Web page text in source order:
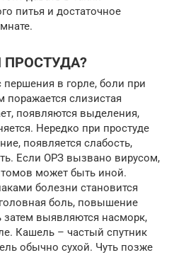
питья и достаточное
ПРОСТУДА?
в горле, боли при
поражается слизистая
появляются выделения,
Нередко при простуде
появляется слабость,
Если ОРЗ вызвано вирусом,
может быть иной.
болезни становится
боль, повышение
затем выявляются насморк,
Кашель – частый спутник
обычно сухой. Чуть позже